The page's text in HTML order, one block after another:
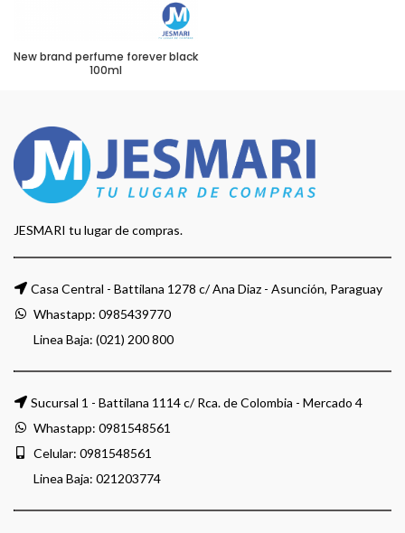
New brand perfume forever black
100ml
JESMARI tu lugar de compras.
Casa Central - Battilana 1278 c/ Ana Diaz - Asunción, Paraguay
Whastapp: 0985439770
Linea Baja: (021) 200 800
Sucursal 1 - Battilana 1114 c/ Rca. de Colombia - Mercado 4
Whastapp: 0981548561
Celular: 0981548561
Linea Baja: 021203774